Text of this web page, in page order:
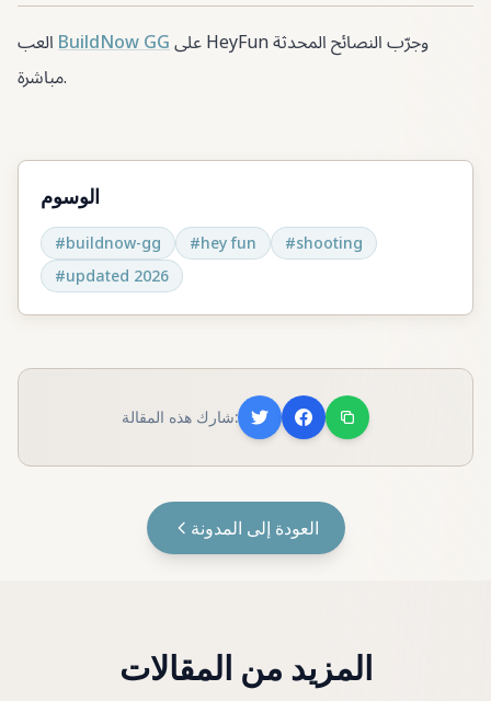
BuildNow GG
مباشرة.
الوسوم
#buildnow-gg #hey fun #shooting
#updated 2026
شارك هذه المقالة:
العودة إلى المدونة
المزيد من المقالات